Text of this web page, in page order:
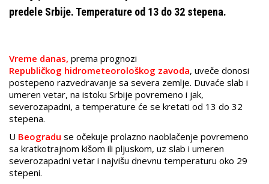
predele Srbije. Temperature od 13 do 32 stepena.
Vreme danas, prema prognozi
Republičkog hidrometeorološkog zavoda, uveče donosi
postepeno razvedravanje sa severa zemlje. Duvaće slab i
umeren vetar, na istoku Srbije povremeno i jak,
severozapadni, a temperature će se kretati od 13 do 32
stepena.
U Beogradu se očekuje prolazno naoblačenje povremeno
sa kratkotrajnom kišom ili pljuskom, uz slab i umeren
severozapadni vetar i najvišu dnevnu temperaturu oko 29
stepeni.